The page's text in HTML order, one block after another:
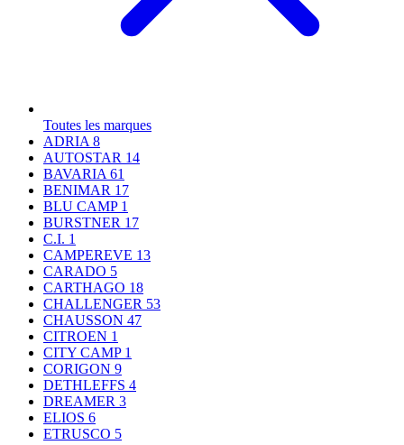
Toutes les marques
ADRIA 8
AUTOSTAR 14
BAVARIA 61
BENIMAR 17
BLU CAMP 1
BURSTNER 17
C.I. 1
CAMPEREVE 13
CARADO 5
CARTHAGO 18
CHALLENGER 53
CHAUSSON 47
CITROEN 1
CITY CAMP 1
CORIGON 9
DETHLEFFS 4
DREAMER 3
ELIOS 6
ETRUSCO 5